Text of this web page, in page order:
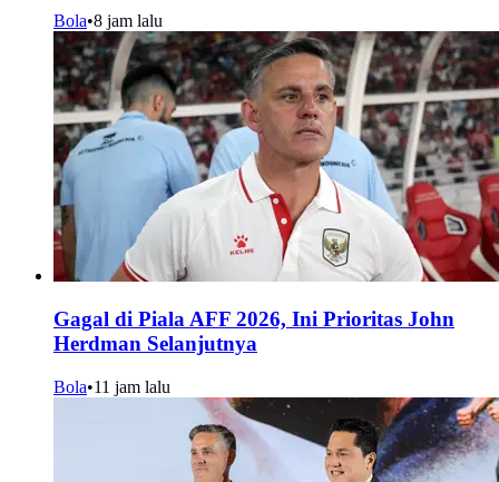
Bola•8 jam lalu
Gagal di Piala AFF 2026, Ini Prioritas John
Herdman Selanjutnya
Bola•11 jam lalu